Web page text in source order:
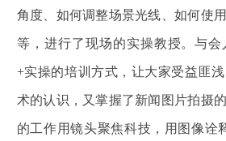
角度、如何调整场景光线、如何使
等，进行了现场的实操教授。与
+实操的培训方式，让大家受益匪
术的认识，又掌握了新闻图片拍摄
的工作用镜头聚焦科技，用图像诠